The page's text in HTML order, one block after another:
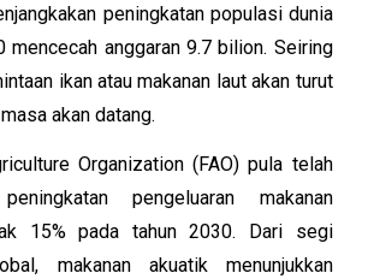
peningkatan populasi dunia
mencecah anggaran 9.7 bilion. Seiring
ikan atau makanan laut akan turut
akan datang.
Organization(FAO) pula telah
pengeluaran makanan
15% pada tahun 2030. Dari segi
makanan akuatik menunjukkan